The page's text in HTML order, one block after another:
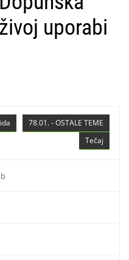
uporabi
78.01. - OSTALE TEME
Tečaj